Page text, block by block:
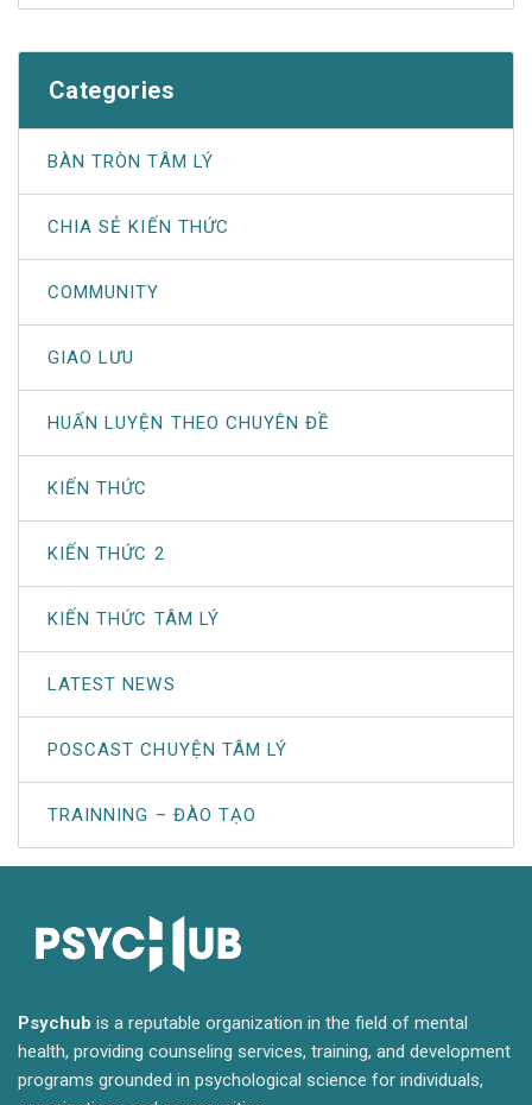
Categories
BÀN TRÒN TÂM LÝ
CHIA SẺ KIẾN THỨC
COMMUNITY
GIAO LƯU
HUẤN LUYỆN THEO CHUYÊN ĐỀ
KIẾN THỨC
KIẾN THỨC 2
KIẾN THỨC TÂM LÝ
LATEST NEWS
POSCAST CHUYỆN TÂM LÝ
TRAINNING – ĐÀO TẠO
Psychub is a reputable organization in the field of mental
health, providing counseling services, training, and development
programs grounded in psychological science for individuals,